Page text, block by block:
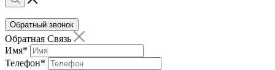
Обратный звонок
Обратная Связь
Имя*
Телефон*